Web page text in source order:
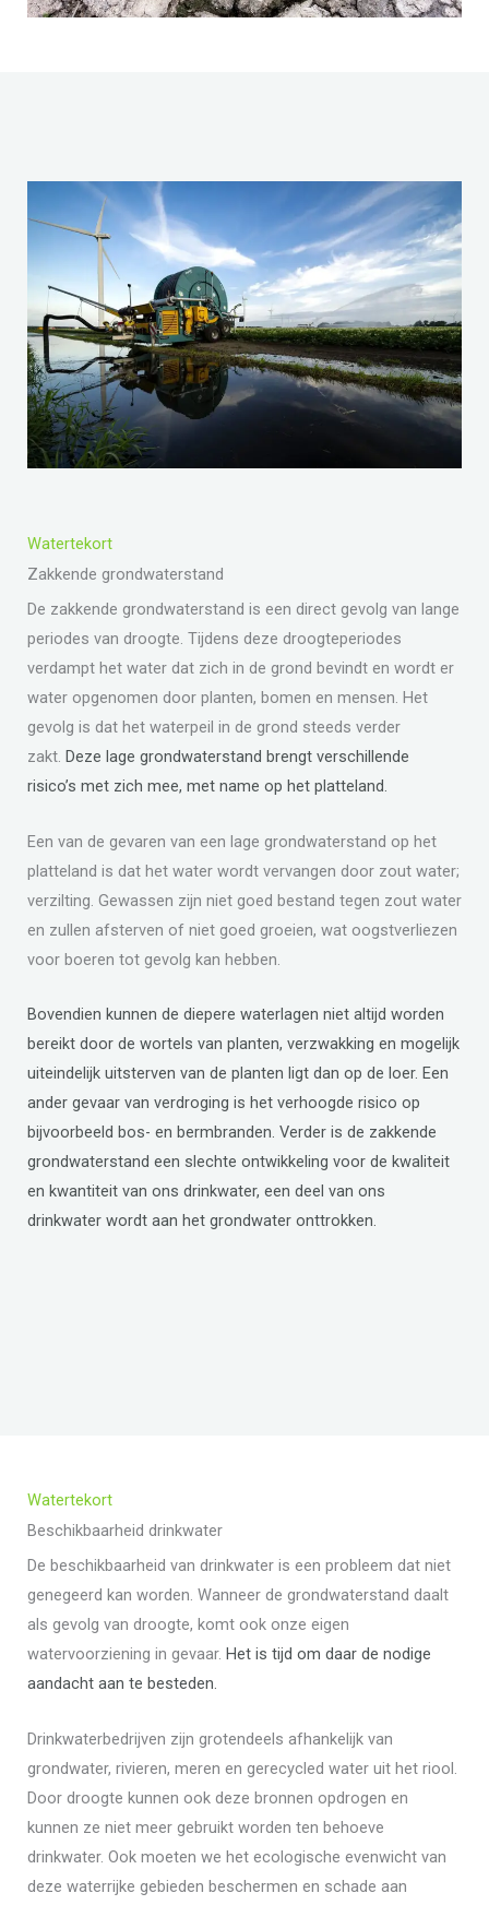
Watertekort
Zakkende grondwaterstand ​
De zakkende grondwaterstand is een direct gevolg van lange
periodes van droogte. Tijdens deze droogteperiodes
verdampt het water dat zich in de grond bevindt en wordt er
water opgenomen door planten, bomen en mensen. Het
gevolg is dat het waterpeil in de grond steeds verder
zakt. Deze lage grondwaterstand brengt verschillende
risico’s met zich mee, met name op het platteland.
Een van de gevaren van een lage grondwaterstand op het
platteland is dat het water wordt vervangen door zout water;
verzilting. Gewassen zijn niet goed bestand tegen zout water
en zullen afsterven of niet goed groeien, wat oogstverliezen
voor boeren tot gevolg kan hebben.
Bovendien kunnen de diepere waterlagen niet altijd worden
bereikt door de wortels van planten, verzwakking en mogelijk
uiteindelijk uitsterven van de planten ligt dan op de loer. Een
ander gevaar van verdroging is het verhoogde risico op
bijvoorbeeld bos- en bermbranden. Verder is de zakkende
grondwaterstand een slechte ontwikkeling voor de kwaliteit
en kwantiteit van ons drinkwater, een deel van ons
drinkwater wordt aan het grondwater onttrokken.
Watertekort
Beschikbaarheid drinkwater
De beschikbaarheid van drinkwater is een probleem dat niet
genegeerd kan worden. Wanneer de grondwaterstand daalt
als gevolg van droogte, komt ook onze eigen
watervoorziening in gevaar. Het is tijd om daar de nodige
aandacht aan te besteden.
Drinkwaterbedrijven zijn grotendeels afhankelijk van
grondwater, rivieren, meren en gerecycled water uit het riool.
Door droogte kunnen ook deze bronnen opdrogen en
kunnen ze niet meer gebruikt worden ten behoeve
drinkwater. Ook moeten we het ecologische evenwicht van
deze waterrijke gebieden beschermen en schade aan